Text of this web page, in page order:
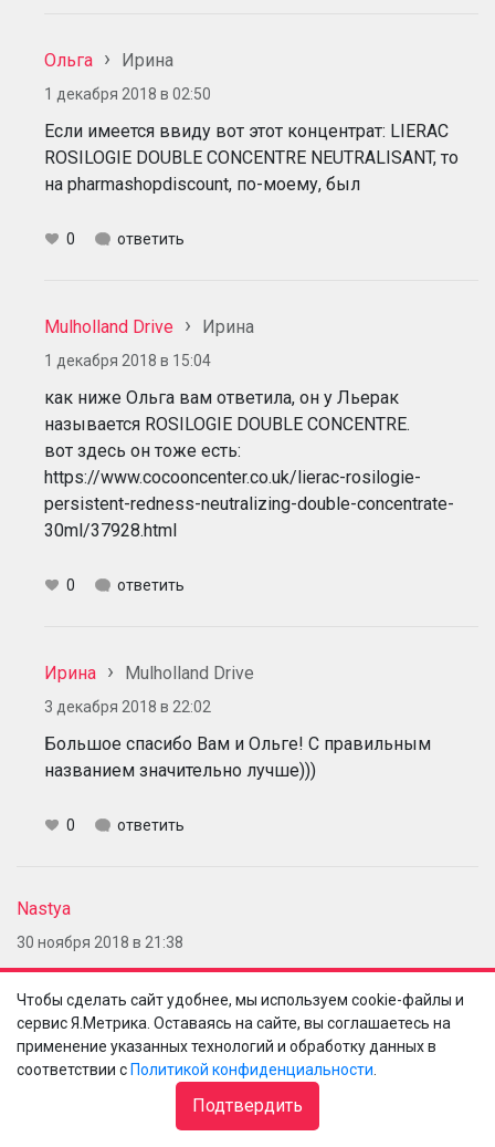
Ольга Ирина
1 декабря 2018 в 02:50
Если имеется ввиду вот этот концентрат: LIERAC
ROSILOGIE DOUBLE CONCENTRE NEUTRALISANT, то
на pharmashopdiscount, по-моему, был
0 ответить
Mulholland Drive Ирина
1 декабря 2018 в 15:04
как ниже Ольга вам ответила, он у Льерак
называется ROSILOGIE DOUBLE CONCENTRE.
вот здесь он тоже есть:
https://www.cocooncenter.co.uk/lierac-rosilogie-
persistent-redness-neutralizing-double-concentrate-
30ml/37928.html
0 ответить
Ирина Mulholland Drive
3 декабря 2018 в 22:02
Большое спасибо Вам и Ольге! С правильным
названием значительно лучше)))
0 ответить
Nastya
30 ноября 2018 в 21:38
хорош? Увлажняет, защищает, выравнивает тон??
ответить
Чтобы сделать сайт удобнее, мы используем cookie-файлы и
сервис Я.Метрика. Оставаясь на сайте, вы соглашаетесь на
применение указанных технологий и обработку данных в
соответствии с Политикой конфиденциальности
Подтвердить